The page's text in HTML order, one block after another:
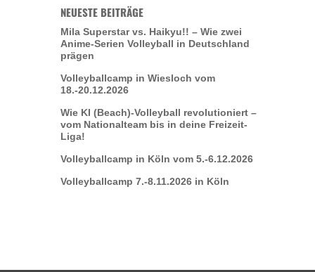
NEUESTE BEITRÄGE
Mila Superstar vs. Haikyu!! – Wie zwei
Anime-Serien Volleyball in Deutschland
prägen
Volleyballcamp in Wiesloch vom
18.-20.12.2026
Wie KI (Beach)-Volleyball revolutioniert –
vom Nationalteam bis in deine Freizeit-
Liga!
Volleyballcamp in Köln vom 5.-6.12.2026
Volleyballcamp 7.-8.11.2026 in Köln